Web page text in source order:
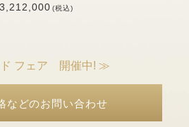
3,212,000(税込)
フェア 開催中! ≫
などのお問い合わせ